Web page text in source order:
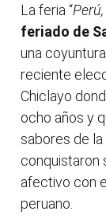
La feria “
feriado de
una
reciente
Chiclayo
ocho años y
sabores de
conquistaron
afectivo con
peruano.